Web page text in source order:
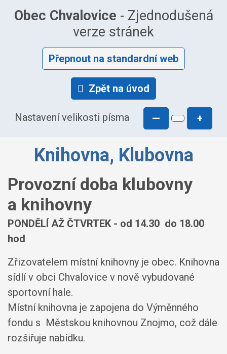
Obec Chvalovice - Zjednodušená
verze stránek
Přepnout na standardní web
Zpět na úvod
Nastavení velikosti písma — +
Knihovna, Klubovna
Provozní doba klubovny
a knihovny
PONDĚLÍ AŽ ČTVRTEK - od 14.30 do 18.00
hod
Zřizovatelem místní knihovny je obec. Knihovna
sídlí v obci Chvalovice v nově vybudované
sportovní hale.
Místní knihovna je zapojena do Výměnného
fondu s Městskou knihovnou Znojmo, což dále
rozšiřuje nabídku.